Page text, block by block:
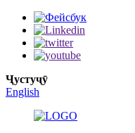
Ҷустуҷӯ
English